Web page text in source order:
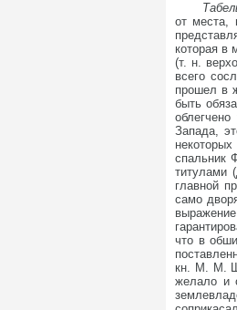
от места,
которая в
(т. н.
всего
прошел в
быть
Запада,
спальник
титулами
главной
само
что в
кн. М. М.
желало и